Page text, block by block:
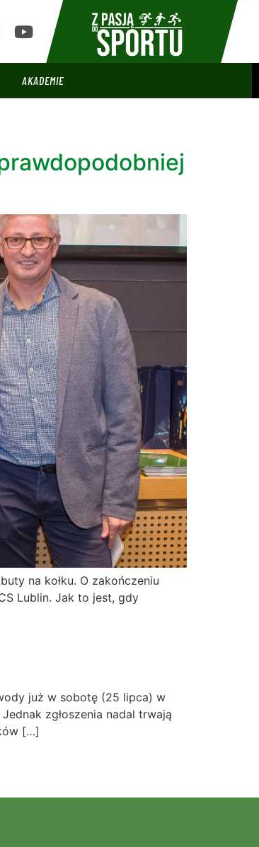
AKADEMIE
na kołku. O zakończeniu
Lublin. Jak to jest, gdy
już w sobotę (25 lipca) w
zgłoszenia nadal trwają
[…]